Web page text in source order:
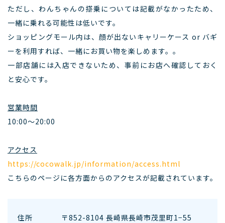
ただし、わんちゃんの搭乗については記載がなかったため、
一緒に乗れる可能性は低いです。
ショッピングモール内は、顔が出ないキャリーケース or バギ
ーを利用すれば、一緒にお買い物を楽しめます。。
一部店舗には入店できないため、事前にお店へ確認しておく
と安心です。
営業時間
10:00～20:00
アクセス
https://cocowalk.jp/information/access.html
こちらのページに各方面からのアクセスが記載されています。
住所 〒852-8104 長崎県長崎市茂里町1−55